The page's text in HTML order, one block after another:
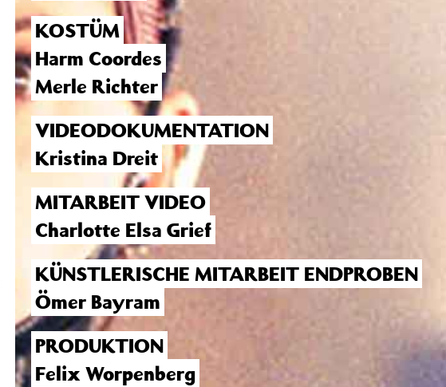
KOSTÜM
Harm Coordes
Merle Richter
VIDEODOKUMENTATION
Kristina Dreit
MITARBEIT VIDEO
Charlotte Elsa Grief
KÜNSTLERISCHE MITARBEIT ENDPROBEN
Ömer Bayram
PRODUKTION
Felix Worpenberg